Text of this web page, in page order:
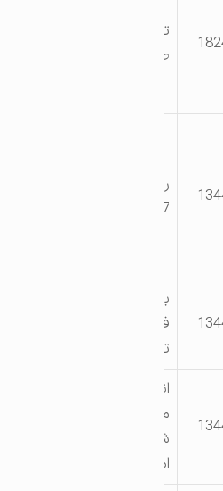
تالش قریه
طولارود
روستای خاله سرا
بالا ده جنب
فرآورده های بتنی
تیز فکر
انتهای خیابان
شرکت گلبافت